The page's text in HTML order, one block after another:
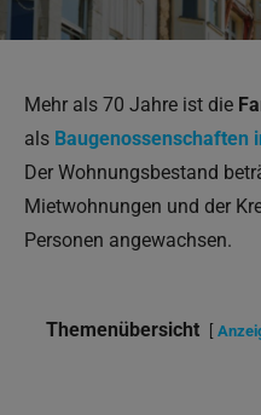
Mehr als 70 Jahre ist die
als Baugenossenschaften
Der Wohnungsbestand
Mietwohnungen und der
Personen angewachsen.
Themenübersicht